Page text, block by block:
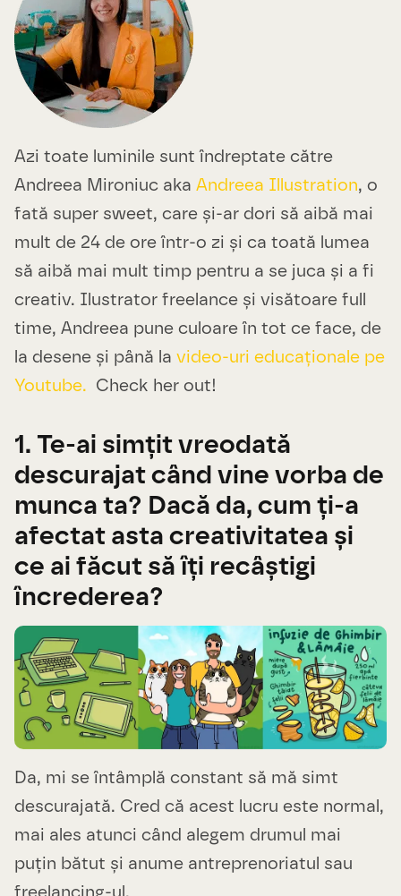
Azi toate luminile sunt îndreptate către
Andreea Mironiuc aka Andreea Illustration, o
fată super sweet, care și-ar dori să aibă mai
mult de 24 de ore într-o zi și ca toată lumea
să aibă mai mult timp pentru a se juca și a fi
creativ. Ilustrator freelance și visătoare full
time, Andreea pune culoare în tot ce face, de
la desene și până la video-uri educaționale pe
Youtube. Check her out!
1. Te-ai simțit vreodată
descurajat când vine vorba de
munca ta? Dacă da, cum ți-a
afectat asta creativitatea și
ce ai făcut să îți recâștigi
încrederea?
Da, mi se întâmplă constant să mă simt
descurajată. Cred că acest lucru este normal,
mai ales atunci când alegem drumul mai
puțin bătut și anume antreprenoriatul sau